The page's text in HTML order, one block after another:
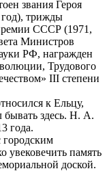
звания Героя
год), трижды
СССР (1971,
Министров
РФ, награжден
Трудового
III степени
к Ельцу,
бывать здесь. Н. А.
года.
увековечить память
доской.